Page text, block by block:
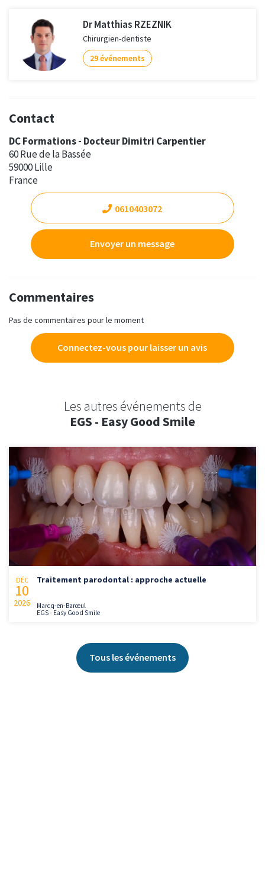
Dr Matthias RZEZNIK
Chirurgien-dentiste
29 événements
Contact
DC Formations - Docteur Dimitri Carpentier
60 Rue de la Bassée
59000 Lille
France
0610403072
Envoyer un message
Commentaires
Pas de commentaires pour le moment
Connectez-vous pour laisser un avis
Les autres événements de
EGS - Easy Good Smile
DÉC
10
2026
Traitement parodontal : approche actuelle
Marcq-en-Barœul
EGS - Easy Good Smile
Tous les événements